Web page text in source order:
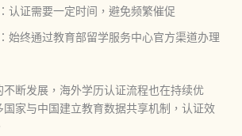
认证需要一定时间，避免频繁催促
始终通过教育部留学服务中心官方渠道办理
断发展，海外学历认证流程也在持续优
家与中国建立教育数据共享机制，认证效